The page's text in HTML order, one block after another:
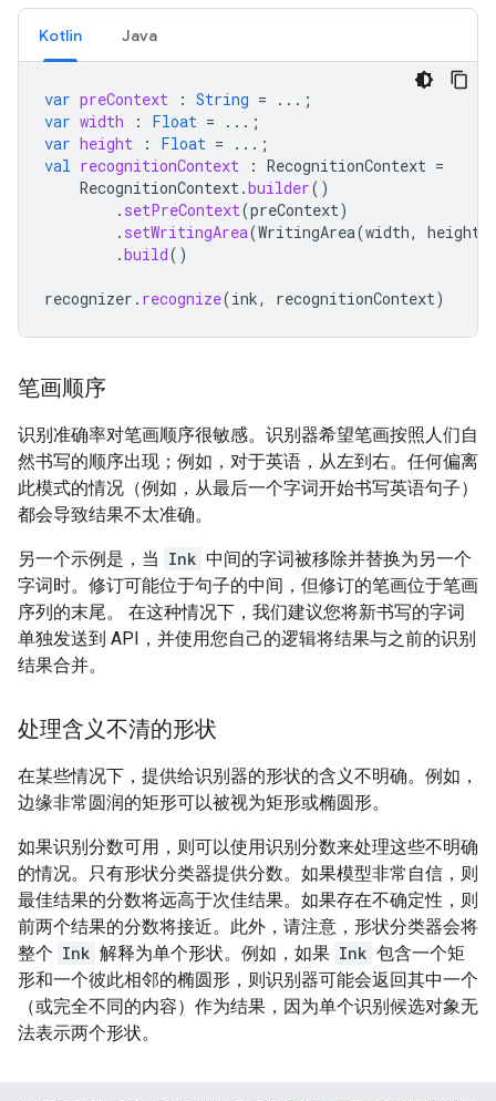
Kotlin Java
var preContext : String =
...;
var width : Float =
...;
var height : Float =
...;
val recognitionContext : RecognitionContext =
RecognitionContext.builder()
. setPreContext(preContext)
. setWritingArea(WritingArea(width, height
.build()
recognizer . recognize(ink, recognitionContext)
笔画顺序
识别准确率对笔画顺序很敏感。识别器希望笔画按照人们自
然书写的顺序出现；例如，对于英语，从左到右。任何偏离
此模式的情况（例如，从最后一个字词开始书写英语句子）
都会导致结果不太准确。
另一个示例是，当 Ink 中间的字词被移除并替换为另一个
字词时。修订可能位于句子的中间，但修订的笔画位于笔画
序列的末尾。 在这种情况下，我们建议您将新书写的字词
单独发送到 API，并使用您自己的逻辑将结果与之前的识别
结果合并。
处理含义不清的形状
在某些情况下，提供给识别器的形状的含义不明确。例如，
边缘非常圆润的矩形可以被视为矩形或椭圆形。
如果识别分数可用，则可以使用识别分数来处理这些不明确
的情况。只有形状分类器提供分数。如果模型非常自信，则
最佳结果的分数将远高于次佳结果。如果存在不确定性，则
前两个结果的分数将接近。此外，请注意，形状分类器会将
整个 Ink 解释为单个形状。例如，如果 Ink 包含一个矩
形和一个彼此相邻的椭圆形，则识别器可能会返回其中一个
（或完全不同的内容）作为结果，因为单个识别候选对象无
法表示两个形状。